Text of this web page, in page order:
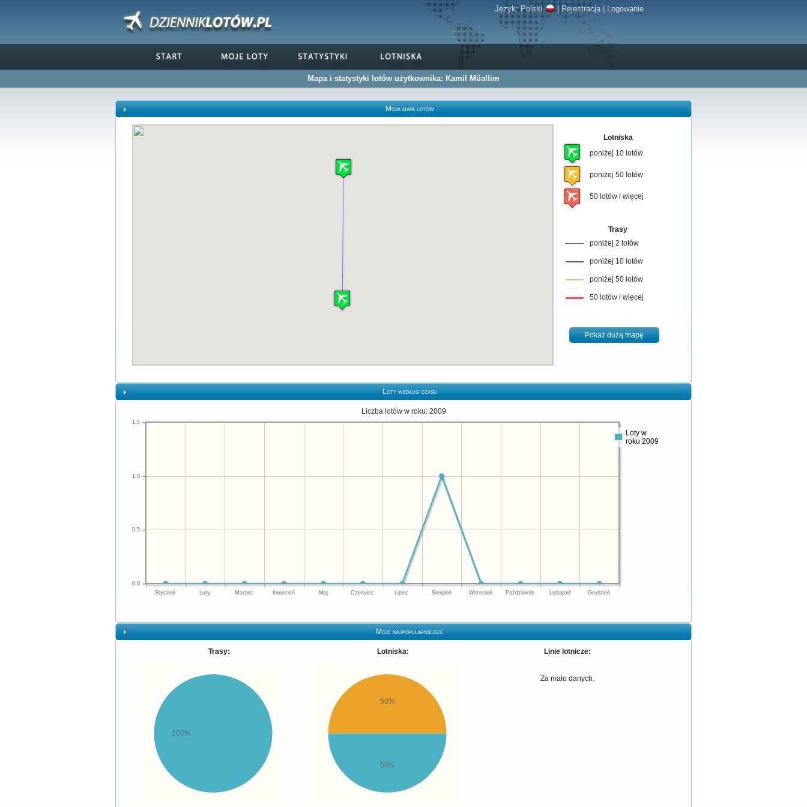
Język:Polski |Rejestracja| Logowanie
Mapa i statystyki lotów użytkownika: Kamil Müəllim
Moja mapa lotów
Lotniska
poniżej 10 lotów
poniżej 50 lotów
50 lotów i więcej
Trasy
poniżej 2 lotów
poniżej 10 lotów
poniżej 50 lotów
50 lotów i więcej
Pokaż dużą mapę
Loty według czasu
Liczba lotów w roku: 2009
Styczeń Luty Marzec Kwiecień Maj Czerwiec Lipiec Sierpień Wrzesień Październik Listopad Grudzień
0.0
0.5
1.0
1.5
Loty w
roku 2009
Moje najpopularniejsze
Trasy:
100%
Lotniska:
50%
50%
Linie lotnicze:
Za mało danych.